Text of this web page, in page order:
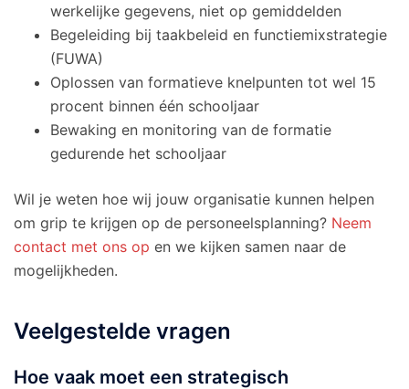
werkelijke gegevens, niet op gemiddelden
Begeleiding bij taakbeleid en functiemixstrategie
(FUWA)
Oplossen van formatieve knelpunten tot wel 15
procent binnen één schooljaar
Bewaking en monitoring van de formatie
gedurende het schooljaar
Wil je weten hoe wij jouw organisatie kunnen helpen
om grip te krijgen op de personeelsplanning? Neem
contact met ons op en we kijken samen naar de
mogelijkheden.
Veelgestelde vragen
Hoe vaak moet een strategisch